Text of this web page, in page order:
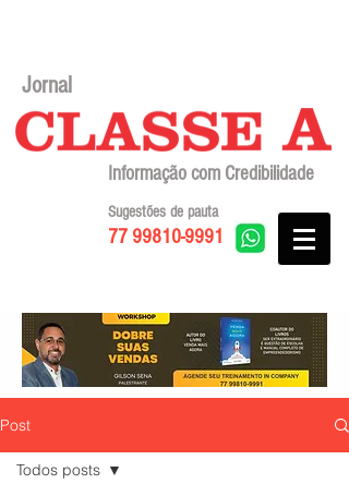
Jornal
Informação com Credibilidade
77 99810-9991
Sugestões de pauta
Post
Todos posts